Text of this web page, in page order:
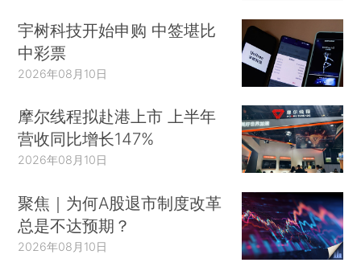
宇树科技开始申购 中签堪比
中彩票
2026年08月10日
摩尔线程拟赴港上市 上半年
营收同比增长147%
2026年08月10日
聚焦｜为何A股退市制度改革
总是不达预期？
2026年08月10日